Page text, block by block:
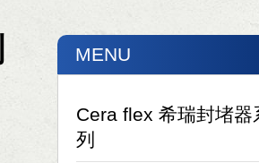
MENU
Cera flex 希瑞封堵器
列